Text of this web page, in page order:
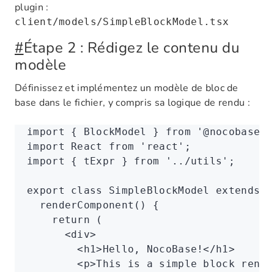
plugin :
client/models/SimpleBlockModel.tsx
#Étape 2 : Rédigez le contenu du
modèle
Définissez et implémentez un modèle de bloc de
base dans le fichier, y compris sa logique de rendu :
import { BlockModel } from
import React from 'react' ;
import { tExpr } from '../utils' ;
export class SimpleBlockModel extends
  renderComponent
() {
    return
(
      <
div>
        <
h1>Hello, NocoBase!</h1>
        <
p>This is a simple block